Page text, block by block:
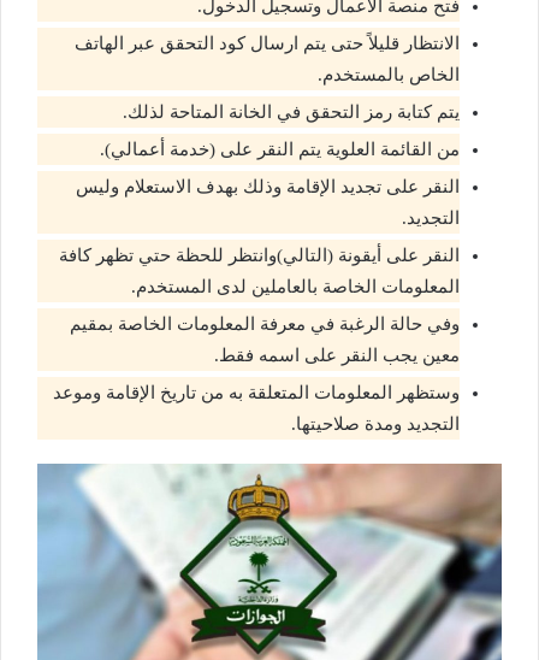
فتح منصة الأعمال وتسجيل الدخول.
الانتظار قليلاً حتى يتم ارسال كود التحقق عبر الهاتف
الخاص بالمستخدم.
يتم كتابة رمز التحقق في الخانة المتاحة لذلك.
من القائمة العلوية يتم النقر على (خدمة أعمالي).
النقر على تجديد الإقامة وذلك بهدف الاستعلام وليس
التجديد.
النقر على أيقونة (التالي)وانتظر للحظة حتي تظهر كافة
المعلومات الخاصة بالعاملين لدى المستخدم.
وفي حالة الرغبة في معرفة المعلومات الخاصة بمقيم
معين يجب النقر على اسمه فقط.
وستظهر المعلومات المتعلقة به من تاريخ الإقامة وموعد
التجديد ومدة صلاحيتها.